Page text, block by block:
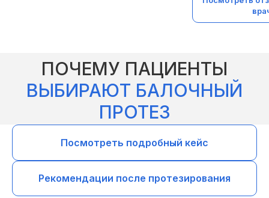
ПОЧЕМУ ПАЦИЕНТЫ
ВЫБИРАЮТ БАЛОЧНЫЙ
ПРОТЕЗ
Посмотреть подробный кейс
Рекомендации после протезирования